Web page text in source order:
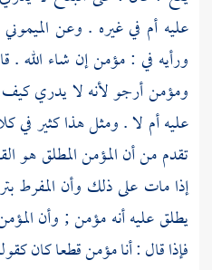
عليه أم في غيره . وعن الميموني
ورأيه في : مؤمن إن شاء الله
ومؤمن أرجو لأنه لا يدري كيف
عليه أم لا . ومثل هذا كثير في
تقدم من أن المؤمن المطلق هو
إذا مات على ذلك وأن المفرط
يطلق عليه أنه مؤمن ; وأن
فإذا قال : أنا مؤمن قطعا كان